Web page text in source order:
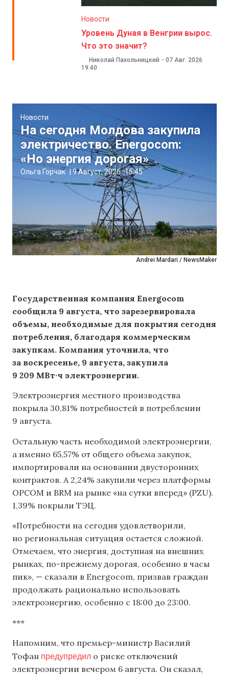
Новости
Уровень Дуная в Венгрии вырос.
Что это значит?
Николай Пахольницкий - 07 Авг. 2026
19:40
Andrei Mardari / NewsMaker
Новости
На сегодня Молдова закупила
электричество. Energocom:
«Но энергия дорогая»
Ольга Горчак |9 Август, 2026 15:45
Государственная компания Energocom
сообщила 9 августа, что зарезервировала
объемы, необходимые для покрытия сегодня
потребления, благодаря коммерческим
закупкам. Компания уточнила, что
за воскресенье, 9 августа, закупила
9 209 МВт·ч электроэнергии.
Электроэнергия местного производства
покрыла 30,81% потребностей в потреблении
9 августа.
Остальную часть необходимой электроэнергии,
а именно 65,57% от общего объема закупок,
импортировали на основании двусторонних
контрактов. А 2,24% закупили через платформы
OPCOM и BRM на рынке «на сутки вперед» (PZU).
1,39% покрыли ТЭЦ.
«Потребности на сегодня удовлетворили,
но региональная ситуация остается сложной.
Отмечаем, что энергия, доступная на внешних
рынках, по-прежнему дорогая, особенно в часы
пик», — сказали в Energocom, призвав граждан
продолжать рационально использовать
электроэнергию, особенно с 18:00 до 23:00.
***
Напомним, что премьер-министр Василий
Тофан предупредил о риске отключений
электроэнергии вечером 6 августа. Он сказал,